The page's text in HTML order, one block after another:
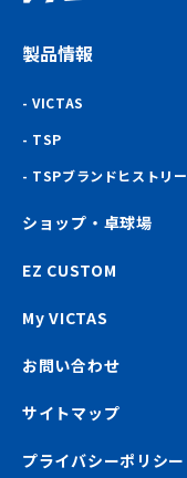
製品情報
VICTAS
TSP
TSPブランドヒストリー
ショップ・卓球場
EZ CUSTOM
My VICTAS
お問い合わせ
サイトマップ
プライバシーポリシー